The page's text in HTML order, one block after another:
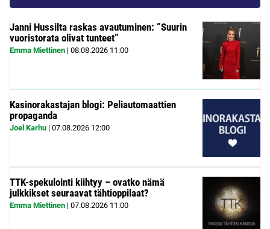
Janni Hussilta raskas avautuminen: ”Suurin
vuoristorata olivat tunteet”
Emma Miettinen | 08.08.2026 11:00
Kasinorakastajan blogi: Peliautomaattien
propaganda
Joel Karhu | 07.08.2026 12:00
TTK-spekulointi kiihtyy – ovatko nämä
julkkikset seuraavat tähtioppilaat?
Emma Miettinen | 07.08.2026 11:00